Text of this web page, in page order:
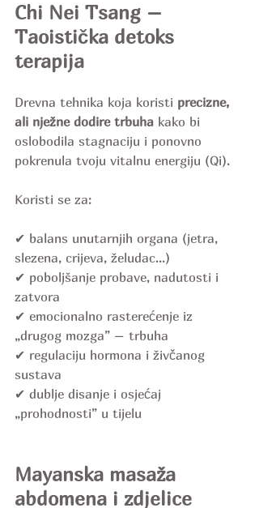
Chi Nei Tsang –
Taoistička detoks
terapija
Drevna tehnika koja koristi precizne,
ali nježne dodire trbuha kako bi
oslobodila stagnaciju i ponovno
pokrenula tvoju vitalnu energiju (Qi).
Koristi se za:
✔ balans unutarnjih organa (jetra,
slezena, crijeva, želudac...)
✔ poboljšanje probave, nadutosti i
zatvora
✔ emocionalno rasterećenje iz
„drugog mozga” – trbuha
✔ regulaciju hormona i živčanog
sustava
✔ dublje disanje i osjećaj
„prohodnosti” u tijelu
Mayanska masaža
abdomena i zdjelice